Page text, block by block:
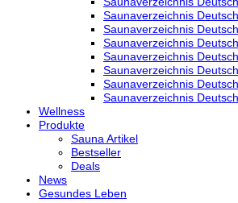
Saunaverzeichnis
Saunaverzeichnis
Saunaverzeichnis
Saunaverzeichnis
Saunaverzeichnis
Saunaverzeichnis
Saunaverzeichnis
Wellness
Produkte
Sauna Artikel
Bestseller
Deals
News
Gesundes Leben